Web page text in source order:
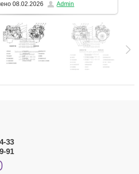
08.02.2026 Admin
33
91